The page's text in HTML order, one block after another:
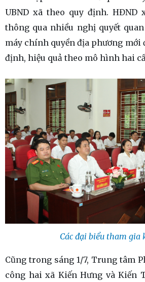
UBND xã theo quy định. HĐND
thông qua nhiều nghị quyết
máy chính quyền địa phương mới
định, hiệu quả theo mô hình hai
Các đại biểu tham gia
Cũng trong sáng 1/7, Trung tâm
công hai xã Kiến Hưng và Kiến